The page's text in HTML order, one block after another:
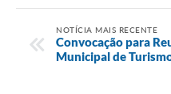
NOTÍCIA MAIS RECENTE
Convocação para
Municipal de